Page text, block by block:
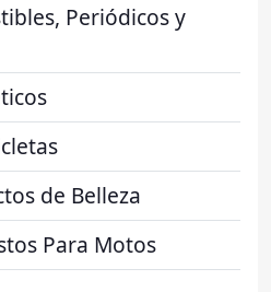
Periódicos y
de Belleza
Para Motos